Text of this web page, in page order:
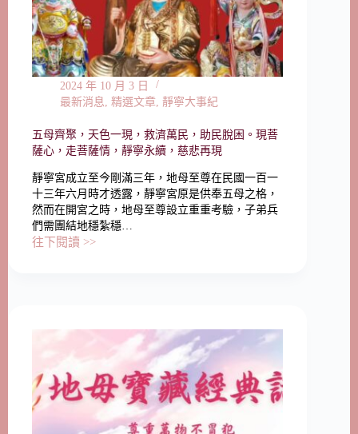
2024 年 10 月 3 日
最新消息
精選文章 靜寧大事紀
五母齊聚，天色一現，救濟萬民，助民脫困。現菩
薩心，走菩薩情，靜寧永續，慈悲再現
靜寧宮成立至今剛滿三年，地母至尊在民國一百一
十三年六月時才透露，靜寧宮原是供奉五母之格，
然而在開宮之時，地母至尊設立重重考驗，子弟兵
們需團結地穩紮穩…
往下閱讀 >>